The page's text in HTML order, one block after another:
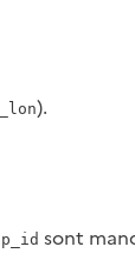
).
sont